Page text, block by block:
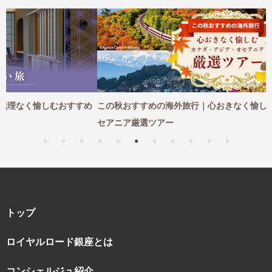
この秋おすすめの海外旅行｜心おきなく愉しむカナダ・アジア・オ
トップ
ロイヤルロード銀座とは